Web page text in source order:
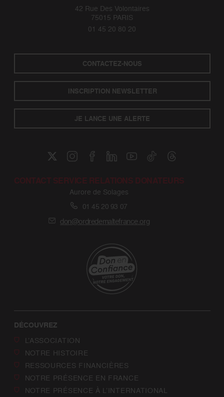
42 Rue Des Volontaires
75015 PARIS
01 45 20 80 20
CONTACTEZ-NOUS
INSCRIPTION NEWSLETTER
JE LANCE UNE ALERTE
CONTACT SERVICE RELATIONS DONATEURS
Aurore de Solages
01 45 20 93 07
don@ordredemaltefrance.org
DÉCOUVREZ
L’ASSOCIATION
NOTRE HISTOIRE
RESSOURCES FINANCIÈRES
NOTRE PRÉSENCE EN FRANCE
NOTRE PRÉSENCE À L’INTERNATIONAL